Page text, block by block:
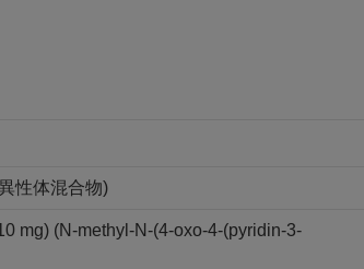
性体混合物)
mg) (N-methyl-N-(4-oxo-4-(pyridin-3-